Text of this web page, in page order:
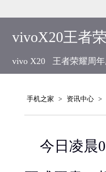
vivoX20王者
vivo X20 王者荣耀周
手机之家 > 资讯中心 >
今日凌晨